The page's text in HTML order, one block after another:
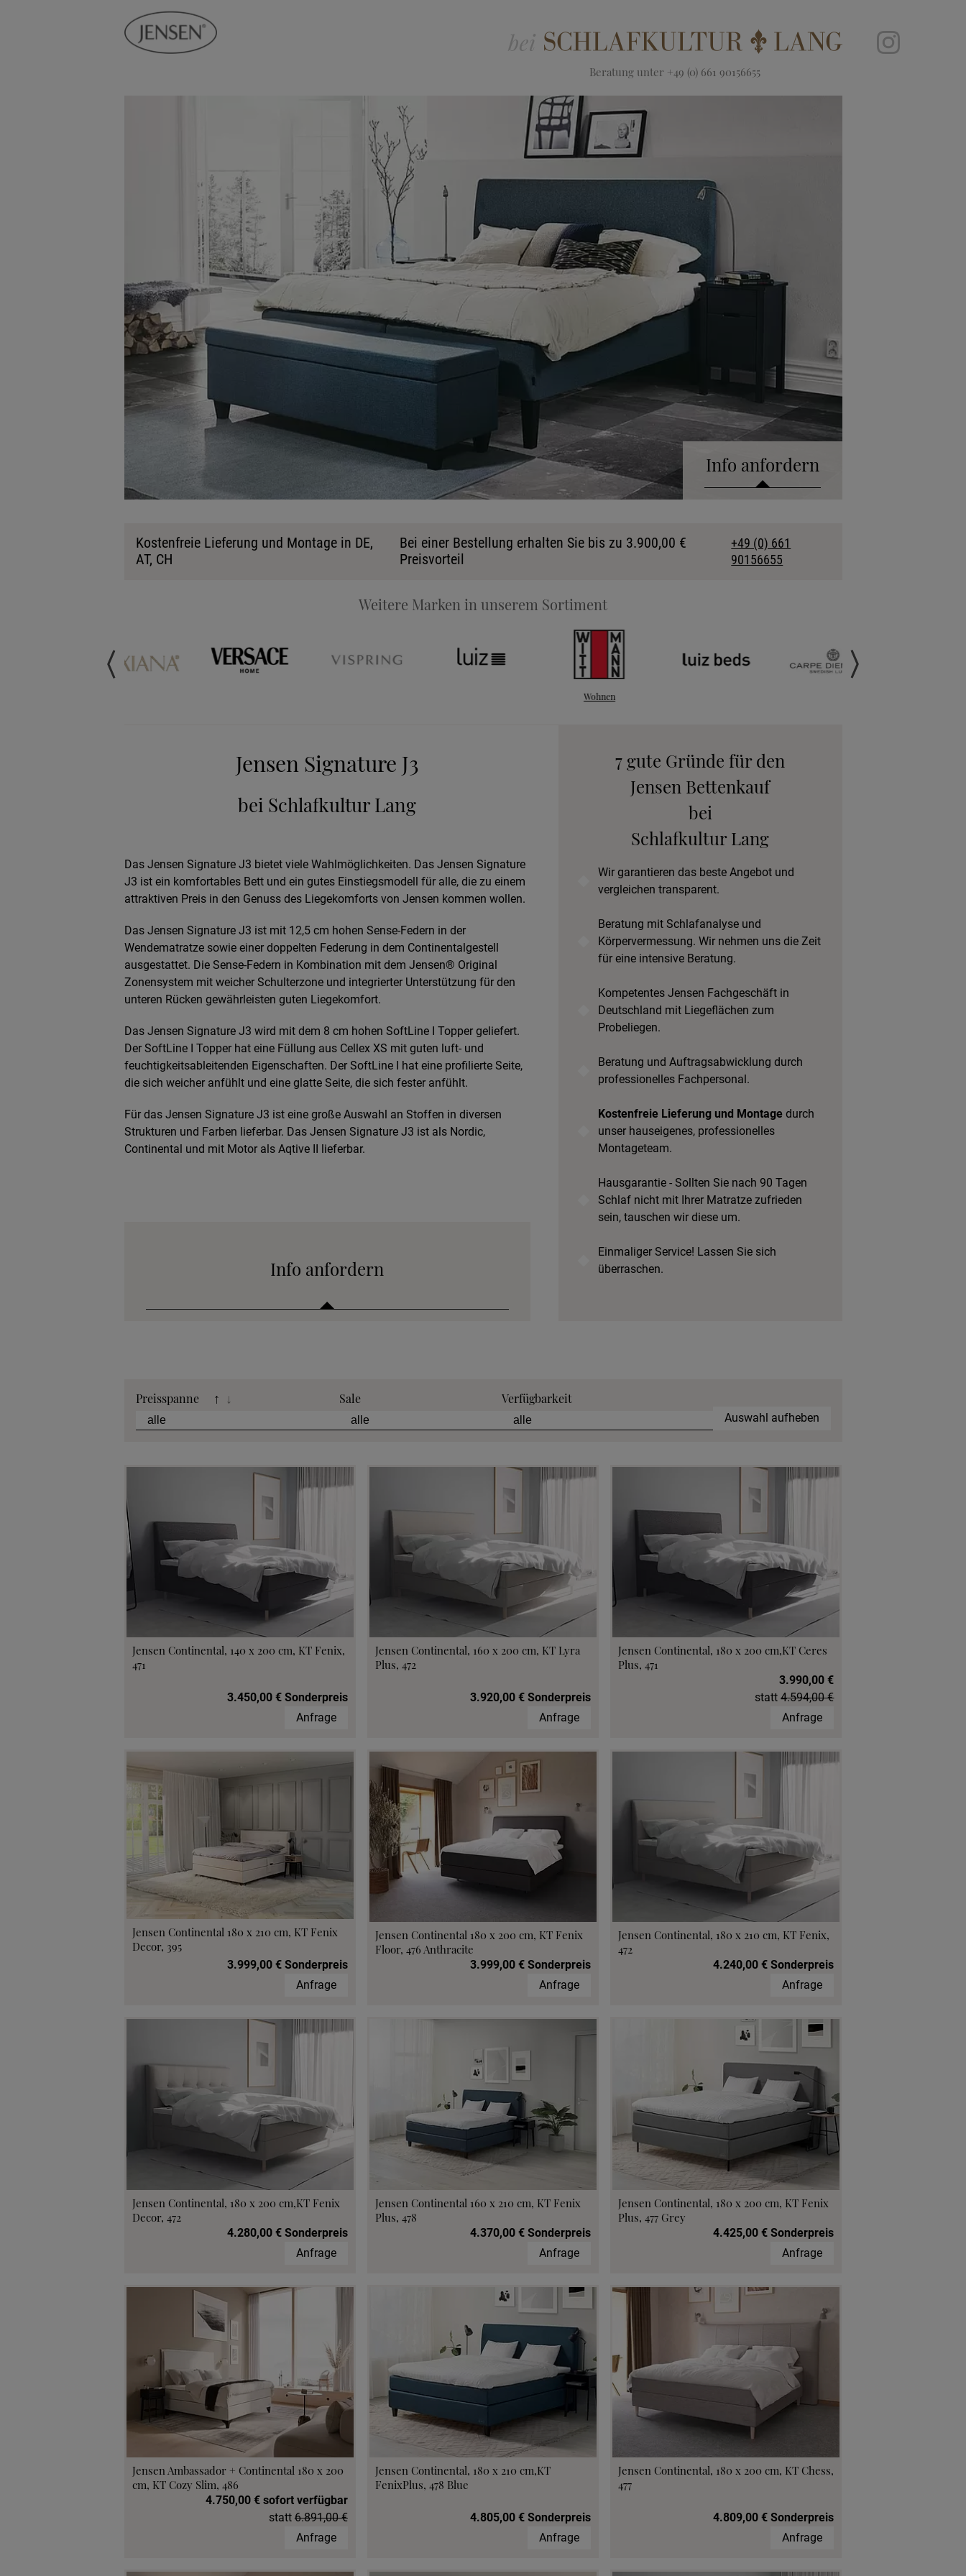
Beratung unter +49 (0) 661 90156655
Info anfordern
Katalog anfordern
Telefonische Beratung
anfordern
Beratungstermin
vereinbaren
Probeschlafen im Hotel
Kostenfreie Lieferung und Montage in DE,
AT, CH
Bei einer Bestellung erhalten Sie bis zu 3.900,00 €
Preisvorteil
+49 (0) 661
90156655
Weitere Marken in unserem Sortiment
Wohnen
Jensen Signature J3
bei Schlafkultur Lang
Das Jensen Signature J3 bietet viele Wahlmöglichkeiten. Das Jensen Signature
J3 ist ein komfortables Bett und ein gutes Einstiegsmodell für alle, die zu einem
attraktiven Preis in den Genuss des Liegekomforts von Jensen kommen wollen.
Das Jensen Signature J3 ist mit 12,5 cm hohen Sense-Federn in der
Wendematratze sowie einer doppelten Federung in dem Continentalgestell
ausgestattet. Die Sense-Federn in Kombination mit dem Jensen® Original
Zonensystem mit weicher Schulterzone und integrierter Unterstützung für den
unteren Rücken gewährleisten guten Liegekomfort.
Das Jensen Signature J3 wird mit dem 8 cm hohen SoftLine I Topper geliefert.
Der SoftLine I Topper hat eine Füllung aus Cellex XS mit guten luft- und
feuchtigkeitsableitenden Eigenschaften. Der SoftLine I hat eine profilierte Seite,
die sich weicher anfühlt und eine glatte Seite, die sich fester anfühlt.
Für das Jensen Signature J3 ist eine große Auswahl an Stoffen in diversen
Strukturen und Farben lieferbar. Das Jensen Signature J3 ist als Nordic,
Continental und mit Motor als Aqtive II lieferbar.
Info anfordern
Stoffkollektion anfordern
Telefonische Beratung anfordern
Angebot anfordern
Beratungstermin vereinbaren
Probeschlafen im Hotel
7 gute Gründe für den
Jensen Bettenkauf
bei
Schlafkultur Lang
Wir garantieren das beste Angebot und
vergleichen transparent.
Beratung mit Schlafanalyse und
Körpervermessung. Wir nehmen uns die Zeit
für eine intensive Beratung.
Kompetentes Jensen Fachgeschäft in
Deutschland mit Liegeflächen zum
Probeliegen.
Beratung und Auftragsabwicklung durch
professionelles Fachpersonal.
Kostenfreie Lieferung und Montagedurch
unser hauseigenes, professionelles
Montageteam.
Hausgarantie - Sollten Sie nach 90 Tagen
Schlaf nicht mit Ihrer Matratze zufrieden
sein, tauschen wir diese um.
Einmaliger Service! Lassen Sie sich
überraschen.
Preisspanne ↑ ↓ Sale Verfügbarkeit
Auswahl aufheben
Jensen Continental, 140 x 200 cm, KT Fenix,
471
3.450,00 € Sonderpreis
Anfrage
Jensen Continental, 160 x 200 cm, KT Lyra
Plus, 472
3.920,00 € Sonderpreis
Anfrage
Jensen Continental, 180 x 200 cm,KT Ceres
Plus, 471
3.990,00 €
statt4.594,00 €
Anfrage
Jensen Continental 180 x 210 cm, KT Fenix
Decor, 395
3.999,00 € Sonderpreis
Anfrage
Jensen Continental 180 x 200 cm, KT Fenix
Floor, 476 Anthracite
3.999,00 € Sonderpreis
Anfrage
Jensen Continental, 180 x 210 cm, KT Fenix,
472
4.240,00 € Sonderpreis
Anfrage
Jensen Continental, 180 x 200 cm,KT Fenix
Decor, 472
4.280,00 € Sonderpreis
Anfrage
Jensen Continental 160 x 210 cm, KT Fenix
Plus, 478
4.370,00 € Sonderpreis
Anfrage
Jensen Continental, 180 x 200 cm, KT Fenix
Plus, 477 Grey
4.425,00 € Sonderpreis
Anfrage
Jensen Ambassador + Continental 180 x 200
cm, KT Cozy Slim, 486
4.750,00 € sofort verfügbar
statt 6.891,00 €
Anfrage
Jensen Continental, 180 x 210 cm,KT
FenixPlus, 478 Blue
4.805,00 € Sonderpreis
Anfrage
Jensen Continental, 180 x 200 cm, KT Chess,
477
4.809,00 € Sonderpreis
Anfrage